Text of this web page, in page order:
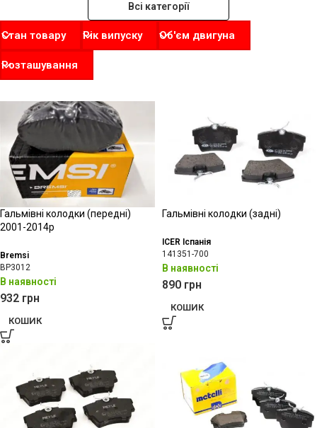
Всі категорії
Стан товару Рік випуску Об'єм двигуна
Розташування
Гальмівні колодки (передні)
2001-2014р
Bremsi
BP3012
В наявності
932 грн
КОШИК
Гальмівні колодки (задні)
ICER Іспанія
141351-700
В наявності
890 грн
КОШИК